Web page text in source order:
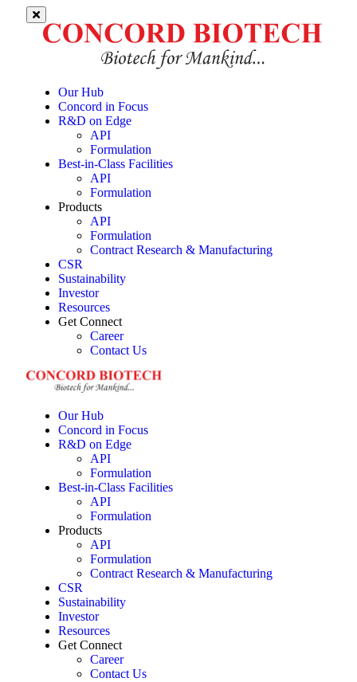
Our Hub
Concord in Focus
R&D on Edge
API
Formulation
Best-in-Class Facilities
API
Formulation
Products
API
Formulation
Contract Research & Manufacturing
CSR
Sustainability
Investor
Resources
Get Connect
Career
Contact Us
Our Hub
Concord in Focus
R&D on Edge
API
Formulation
Best-in-Class Facilities
API
Formulation
Products
API
Formulation
Contract Research & Manufacturing
CSR
Sustainability
Investor
Resources
Get Connect
Career
Contact Us